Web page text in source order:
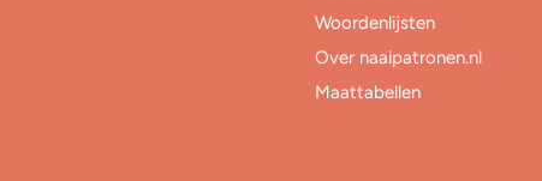
Woordenlijsten
Over naaipatronen.nl
Maattabellen